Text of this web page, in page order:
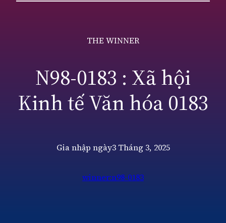
THE WINNER
N98-0183 : Xã hội
Kinh tế Văn hóa 0183
Gia nhập ngày3 Tháng 3, 2025
winner:n98-0183